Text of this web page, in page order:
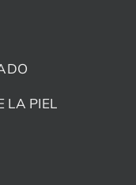
LA PIEL